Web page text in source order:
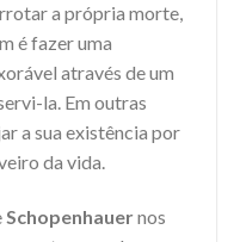
a própria morte,
é fazer uma
através de um
la. Em outras
a sua existência por
da vida.
Schopenhauernos